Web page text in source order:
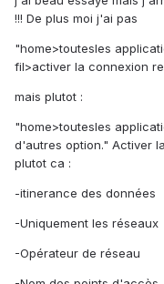
!!! De plus moi j'ai pas
"home>toutesles
fil>activer la connexion
mais plutot :
"home>toutesles
d'autres option." Activer
plutot ca :
-itinerance des données
-Uniquement les réseaux
-Opérateur de réseau